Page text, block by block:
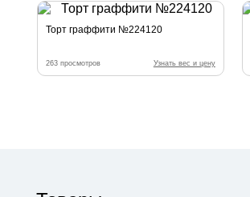
Торт граффити №224120
263 просмотров Узнать вес и цену